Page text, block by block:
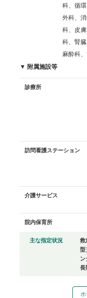
科、循
外科、
科、皮
科、腎
麻酔科
▼ 附属施設等
診療所
訪問看護ステーション
介護サービス
院内保育所
主な指定状況
救
型
ン
長